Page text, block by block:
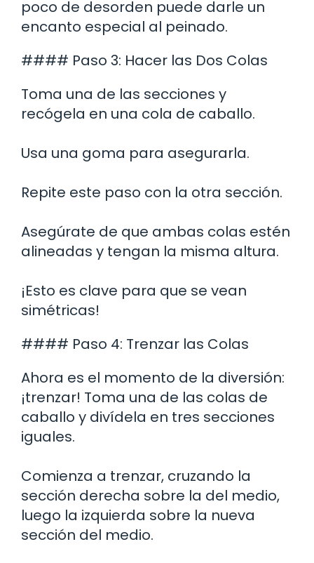
poco de desorden puede darle un
encanto especial al peinado.
#### Paso 3: Hacer las Dos Colas
Toma una de las secciones y
recógela en una cola de caballo.
Usa una goma para asegurarla.
Repite este paso con la otra sección.
Asegúrate de que ambas colas estén
alineadas y tengan la misma altura.
¡Esto es clave para que se vean
simétricas!
#### Paso 4: Trenzar las Colas
Ahora es el momento de la diversión:
¡trenzar! Toma una de las colas de
caballo y divídela en tres secciones
iguales.
Comienza a trenzar, cruzando la
sección derecha sobre la del medio,
luego la izquierda sobre la nueva
sección del medio.